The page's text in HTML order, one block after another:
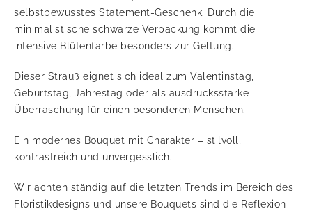
selbstbewusstes Statement-Geschenk. Durch die
minimalistische schwarze Verpackung kommt die
intensive Blütenfarbe besonders zur Geltung.
Dieser Strauß eignet sich ideal zum Valentinstag,
Geburtstag, Jahrestag oder als ausdrucksstarke
Überraschung für einen besonderen Menschen.
Ein modernes Bouquet mit Charakter – stilvoll,
kontrastreich und unvergesslich.
Wir achten ständig auf die letzten Trends im Bereich des
Floristikdesigns und unsere Bouquets sind die Reflexion